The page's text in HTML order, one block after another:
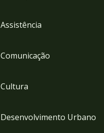
Assistência
Comunicação
Cultura
Desenvolvimento Urbano